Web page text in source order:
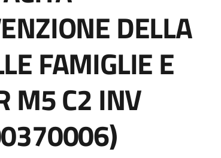
DELLA
FAMIGLIE E
M5 C2 INV